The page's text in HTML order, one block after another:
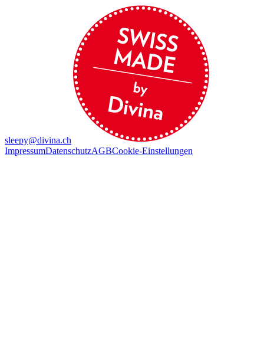
sleepy@divina.ch
ImpressumDatenschutzAGBCookie-Einstellungen